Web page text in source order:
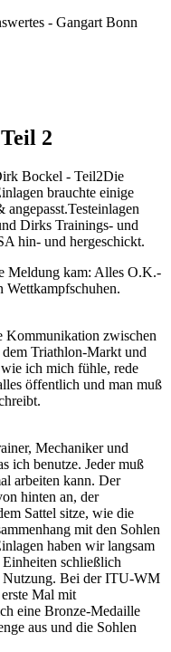
2
Die
brauchte einige
Dirks Trainings- und
hin- und hergeschickt.
Meldung kam: Alles O.K.-
Wettkampfschuhen.
Kommunikation zwischen
Triathlon-Markt und
ich mich fühle, rede
öffentlich und man muß
Mechaniker und
ich benutze. Jeder muß
arbeiten kann. Der
hinten an, der
Sattel sitze, wie die
mit den Sohlen
haben wir langsam
schließlich
Nutzung. Bei der ITU-WM
Mal mit
eine Bronze-Medaille
aus und die Sohlen